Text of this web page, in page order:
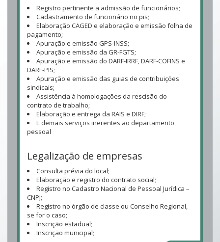
Registro pertinente a admissão de funcionários;
Cadastramento de funcionário no pis;
Elaboração CAGED e elaboração e emissão folha de
pagamento;
Apuração e emissão GPS-INSS;
Apuração e emissão da GR-FGTS;
Apuração e emissão do DARF-IRRF, DARF-COFINS e
DARF-PIS;
Apuração e emissão das guias de contribuições
sindicais;
Assistência à homologações da rescisão do
contrato de trabalho;
Elaboração e entrega da RAIS e DIRF;
E demais serviços inerentes ao departamento
pessoal
Legalização de empresas
Consulta prévia do local;
Elaboração e registro do contrato social;
Registro no Cadastro Nacional de Pessoal Jurídica –
CNPJ;
Registro no órgão de classe ou Conselho Regional,
se for o caso;
Inscrição estadual;
Inscrição municipal;